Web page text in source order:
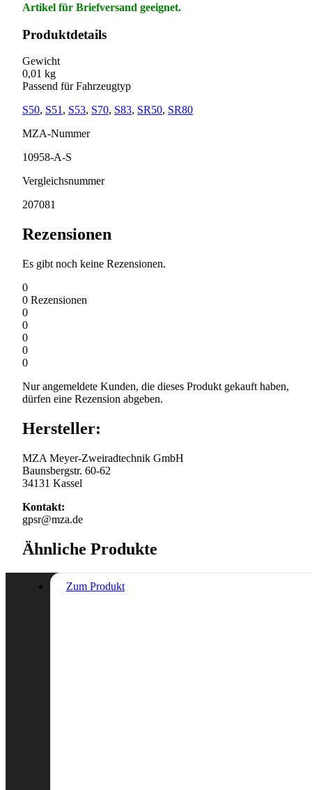
Artikel für Briefversand geeignet.
Produktdetails
Gewicht
0,01 kg
Passend für Fahrzeugtyp
S50, S51 , S53, S70, S83, SR50, SR80
MZA-Nummer
10958-A-S
Vergleichsnummer
207081
Rezensionen
Es gibt noch keine Rezensionen.
0
0 Rezensionen
0
0
0
0
0
Nur angemeldete Kunden, die dieses Produkt gekauft haben,
dürfen eine Rezension abgeben.
Hersteller:
MZA Meyer-Zweiradtechnik GmbH
Baunsbergstr. 60-62
34131 Kassel
Kontakt:
gpsr@mza.de
Ähnliche Produkte
Zum Produkt